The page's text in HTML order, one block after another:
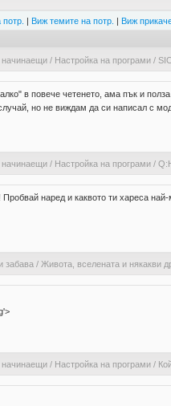
| Виж темите на потр. | Виж
начинаещи/ Настройка на програми/
в повече четенето, ама пък и
но не виждам да си написал с
начинаещи/ Настройка на програми/
Пробвай наред и каквото ти хареса
забава / Живота, вселената и някакви
'>
начинаещи/ Настройка на програми/